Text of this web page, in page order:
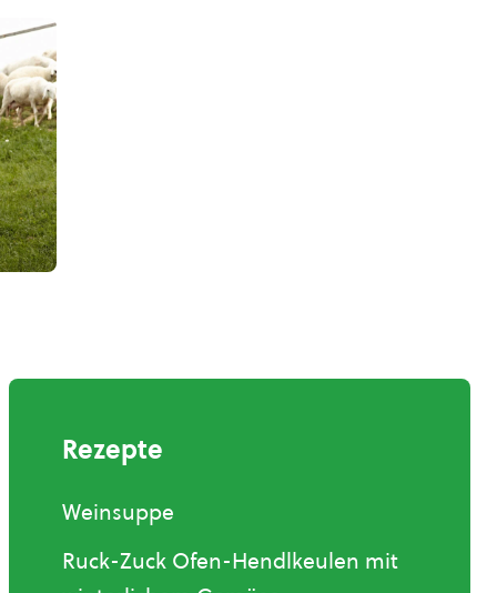
Rezepte
Weinsuppe
Ruck-Zuck Ofen-Hendlkeulen mit